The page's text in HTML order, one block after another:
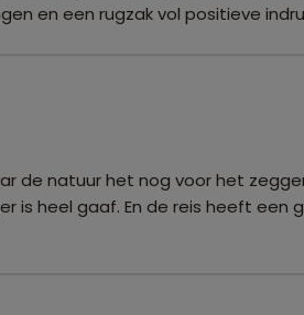
en een rugzak vol positieve
de natuur het nog voor het
is heel gaaf. En de reis heeft een